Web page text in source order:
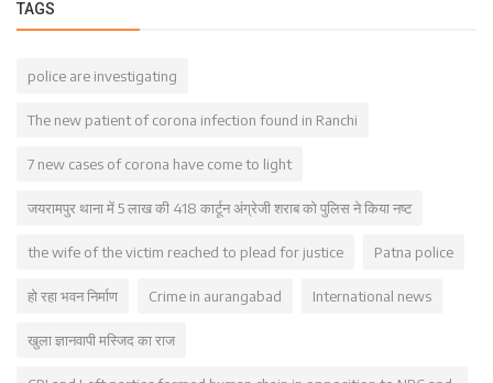
TAGS
police are investigating
The new patient of corona infection found in Ranchi
7 new cases of corona have come to light
जयरामपुर थाना में 5 लाख की 418 कार्टून अंग्रेजी शराब को पुलिस ने किया नष्ट
the wife of the victim reached to plead for justice Patna police
हो रहा भवन निर्माण Crime in aurangabad International news
खुला ज्ञानवापी मस्जिद का राज